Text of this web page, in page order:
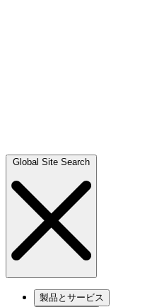
Global Site Search
製品とサービス